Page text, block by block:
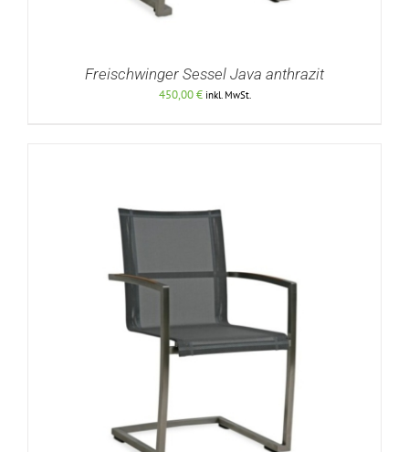
DETAILS
Freischwinger Sessel Java anthrazit
450,00€ inkl. MwSt.